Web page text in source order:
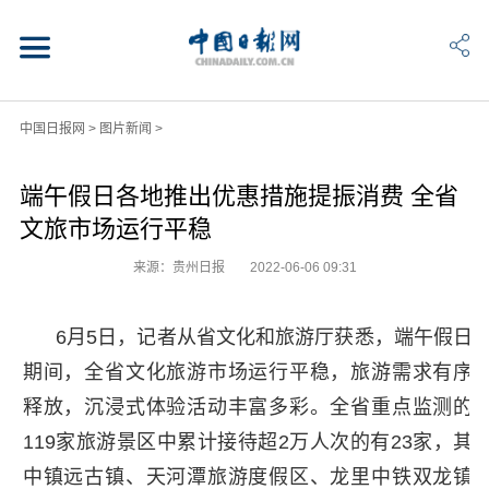
中国日报网 > 图片新闻 >
端午假日各地推出优惠措施提振消费 全省
文旅市场运行平稳
来源：贵州日报 2022-06-06 09:31
6月5日，记者从省文化和旅游厅获悉，端午假日
期间，全省文化旅游市场运行平稳，旅游需求有序
释放，沉浸式体验活动丰富多彩。全省重点监测的
119家旅游景区中累计接待超2万人次的有23家，其
中镇远古镇、天河潭旅游度假区、龙里中铁双龙镇